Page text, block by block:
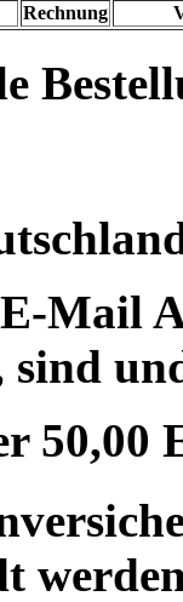
Rechnung
Mail
sind
50,00